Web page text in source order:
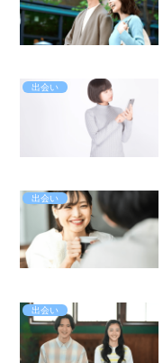
出会い
出会い
出会い